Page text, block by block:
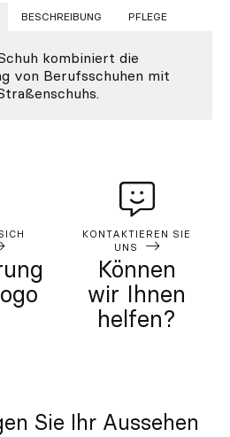
BESCHREIBUNG PFLEGE
kombiniert die
von Berufsschuhen mit
KONTAKTIEREN SIE
UNS
Können
wir Ihnen
helfen?
Sie Ihr Aussehen